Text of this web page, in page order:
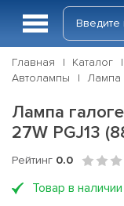
Главная Каталог
Автолампы
Лампа
Лампа
27W PGJ13
Рейтинг 0.0
Товар в наличии